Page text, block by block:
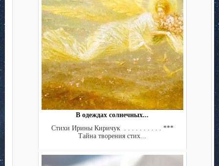
В одеждах солнечных...
Стихи Ирины Киричук . . . . . . . . . . ***
Тайна творения стих...